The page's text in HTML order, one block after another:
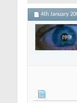
4th January